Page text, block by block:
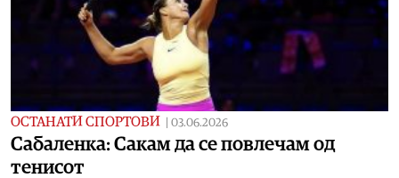
ОСТАНАТИ СПОРТОВИ 03.06.2026
Сабаленка: Сакам да се повлечам од
тенисот